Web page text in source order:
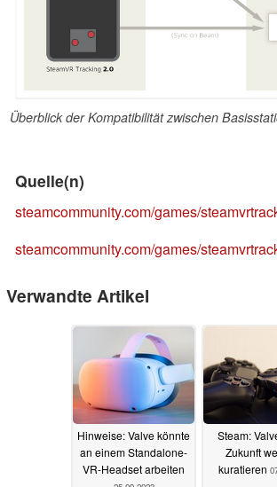
Überblick der Kompatibilität zwischen
Quelle(n)
steamcommunity.com/games/
steamcommunity.com/games/
Verwandte Artikel
Hinweise: Valve könnte
an einem Standalone-
VR-Headset arbeiten
Steam:
Zukunft
kuratieren